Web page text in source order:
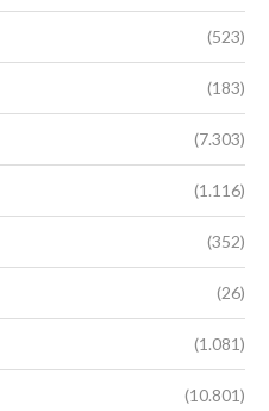
(523)
(183)
(7.303)
(1.116)
(352)
(26)
(1.081)
(10.801)